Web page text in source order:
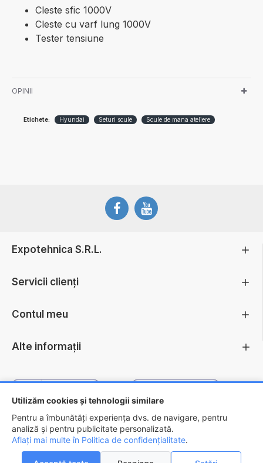
Utilizăm cookies și tehnologii similare
Pentru a îmbunătăți experiența dvs. de navigare, pentru
analiză și pentru publicitate personalizată.
Aflați mai multe în Politica de confidențialitate.
Cleste sfic 1000V
Cleste cu varf lung 1000V
Tester tensiune
OPINII
Etichete: Hyundai Seturi scule Scule de mana ateliere
Expotehnica S.R.L.
Servicii clienți
Contul meu
Alte informații
Copyright © 2026 - EXPOTEHNICA S.R.L.